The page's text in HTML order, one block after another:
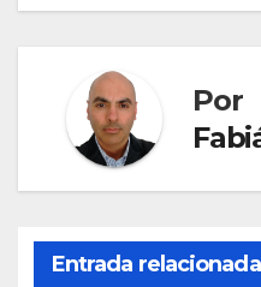
Por
Entrada relacionada